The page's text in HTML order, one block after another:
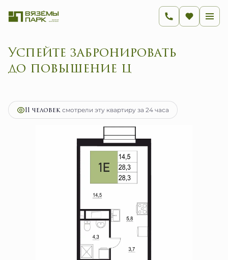
Успейте забронировать
до пов
1-комнатная28.3 м2
11 человексмотрели эту квартиру за 24 часа